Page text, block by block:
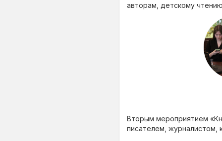
авторам, детскому
Вторым мероприятием
писателем, журналистом,